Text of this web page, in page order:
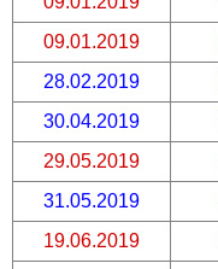
09.01.2019
28.02.2019
30.04.2019
29.05.2019
31.05.2019
19.06.2019